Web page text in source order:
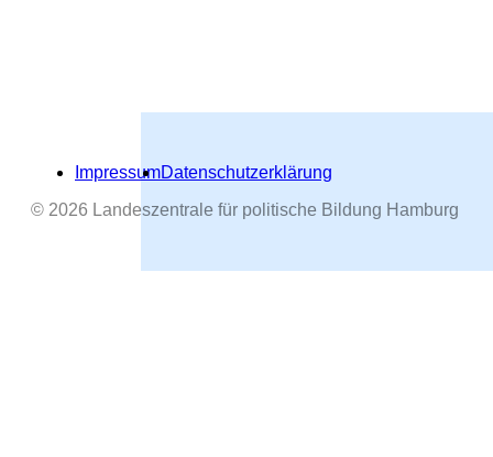
ImpressumDatenschutzerklärung
© 2026 Landeszentrale für politische Bildung Hamburg